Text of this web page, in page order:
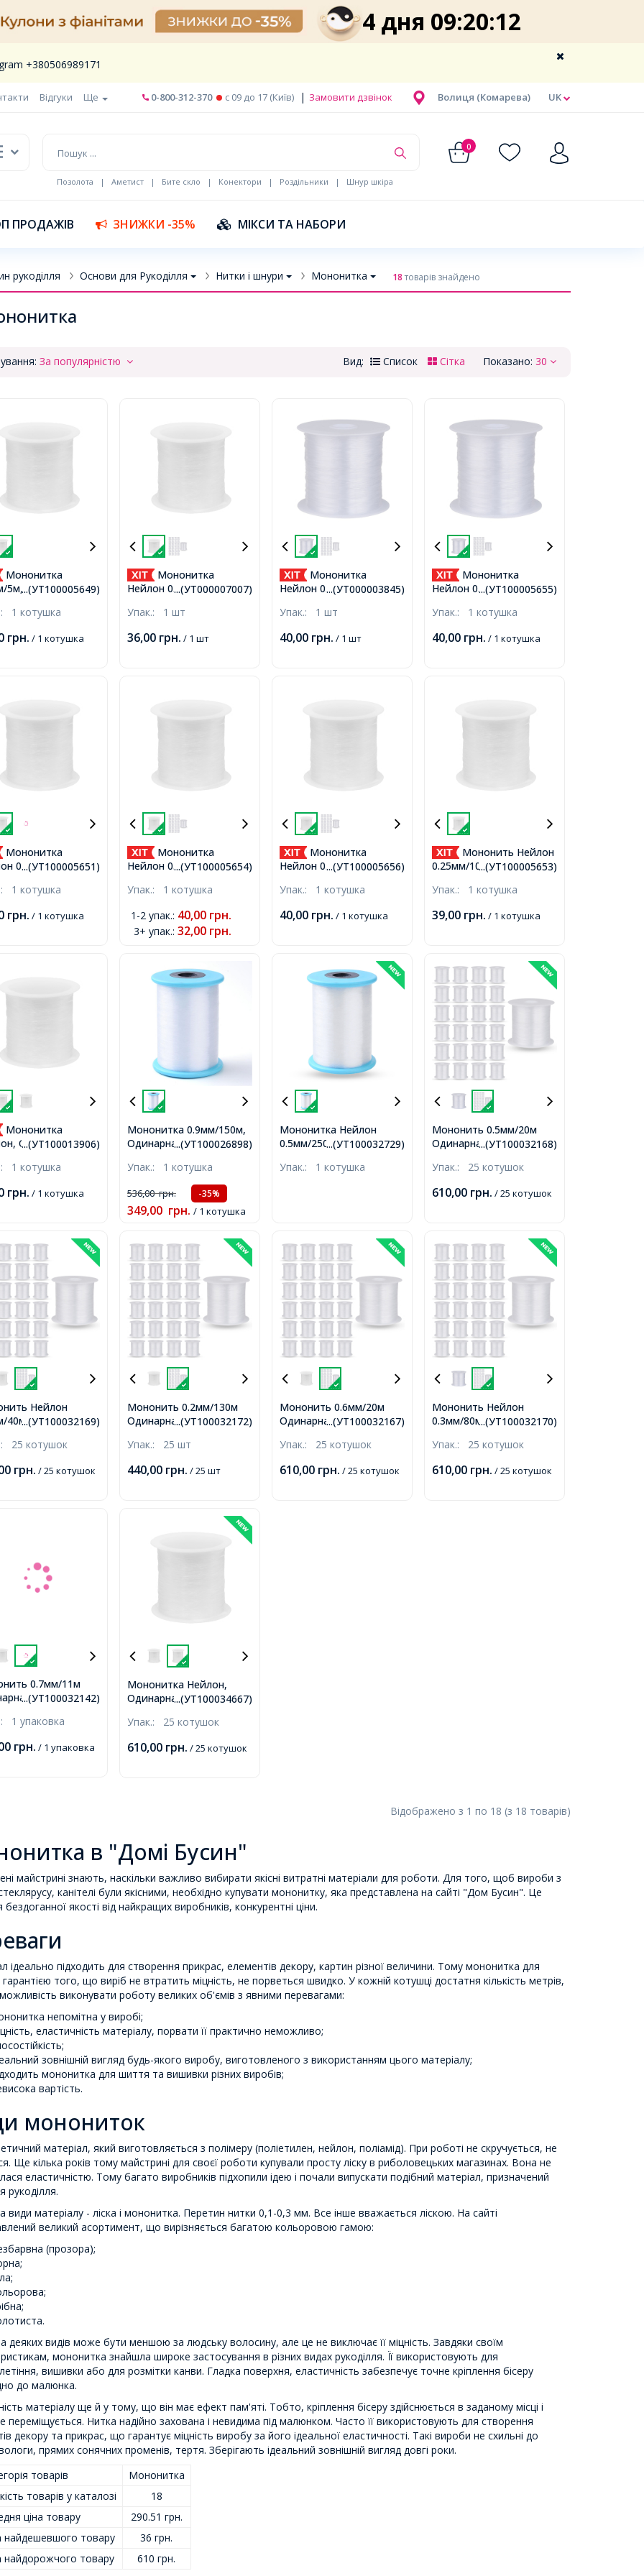
4 дня 09:20:11
+380506989171
Відгуки Ще UK
Волиця (Комарева)
0-800-312-370 c 09 до 17 (Київ) | Замовити дзвінок
0
Позолота | Аметист | Бите скло | Конектори | Роздільники | Шнур шкіра
ПРОДАЖІВ ЗНИЖКИ -35% МІКСИ ТА НАБОРИ
рукоділля Основи для Рукоділля Нитки і шнури Мононитка 18товарів знайдено
За популярністю Показано: 30
Вид: Список Сітка
...(УТ100005649)
Мононитка
5м, Одинарна
1мм,
1 котушка
грн. / 1 котушка
...(УТ000007007)
Мононитка
Нейлон 0.2мм/130м
Волосінь, Безбарвна,
котушка,
Упак.: 1 шт
36,00 грн. / 1 шт
...(УТ000003845)
Мононитка
Нейлон 0.3мм/80м
Волосінь, Безбарвна,
котушка,
Упак.: 1 шт
40,00 грн. / 1 шт
...(УТ100005655)
Мононитка
Нейлон 0.5мм/20м
Волосінь, Безбарвна,
котушка,
Упак.: 1 котушка
40,00 грн. / 1 котушка
...(УТ100005651)
Мононитка
0.7мм/13м
Безбарвна,
1 котушка
грн. / 1 котушка
...(УТ100005654)
Мононитка
Нейлон 0.6мм/20м
Волосінь, Безбарвна,
котушка,
Упак.: 1 котушка
1-2 упак.: 40,00 грн.
3+ упак.: 32,00 грн.
...(УТ100005656)
Мононитка
Нейлон 0.4мм/40м
Волосінь, Безбарвна,
котушка,
Упак.: 1 котушка
40,00 грн. / 1 котушка
...(УТ100005653)
Мононить Нейлон
0.25мм/100м Одинарна
Безбарвна, 0.25мм,
Упак.: 1 котушка
39,00 грн. / 1 котушка
...(УТ100013906)
Мононитка
Одинарна
0.45мм,
1 котушка
грн. / 1 котушка
...(УТ100026898)
Мононитка 0.9мм/150м,
Одинарна тонка Ліска,
приблизно 150м/
Упак.: 1 котушка
536,00грн. -35%
349,00 грн. / 1 котушка
...(УТ100032729)
Мононитка Нейлон
0.5мм/250м Одинарна
0.5мм, близько 250м/
Упак.: 1 котушка
...(УТ100032168)
Мононить 0.5мм/20м
Одинарна Тонка Ліска
0.5мм, близько 20м/
упак,
Упак.: 25 котушок
610,00 грн. / 25 котушок
...(УТ100032169)
Нейлон
40м Одинарна
0.4мм,
упак,
25 котушок
грн. / 25 котушок
...(УТ100032172)
Мононить 0.2мм/130м
Одинарна Тонка
Безбарвна, 0.2мм,
25 котушок/упак,
Упак.: 25 шт
440,00 грн. / 25 шт
...(УТ100032167)
Мононить 0.6мм/20м
Одинарна Тонка Ліска
0.6мм, близько 20м/
упак,
Упак.: 25 котушок
610,00 грн. / 25 котушок
...(УТ100032170)
Мононить Нейлон
0.3мм/80м Одинарна
0.3мм, близько 80м/
упак,
Упак.: 25 котушок
610,00 грн. / 25 котушок
...(УТ100032142)
0.7мм/11м
Тонка Ліска
близько 11м/
1 упаковка
грн. / 1 упаковка
...(УТ100034667)
Мононитка Нейлон,
Одинарна Тонка
0.45мм, близько 30м/
Упак.: 25 котушок
610,00 грн. / 25 котушок
Відображено з 1 по 18 (з 18 товарів)
в "Домі Бусин"
майстрині знають, наскільки важливо вибирати якісні витратні матеріали для роботи. Для того, щоб вироби з
канітелі були якісними, необхідно купувати мононитку, яка представлена на сайті "Дом Бусин". Це
бездоганної якості від найкращих виробників, конкурентні ціни.
ідеально підходить для створення прикрас, елементів декору, картин різної величини. Тому мононитка для
гарантією того, що виріб не втратить міцність, не порветься швидко. У кожній котушці достатня кількість метрів,
виконувати роботу великих об'ємів з явними перевагами:
непомітна у виробі;
еластичність матеріалу, порвати її практично неможливо;
зовнішній вигляд будь-якого виробу, виготовленого з використанням цього матеріалу;
мононитка для шиття та вишивки різних виробів;
вартість.
монониток
матеріал, який виготовляється з полімеру (поліетилен, нейлон, поліамід). При роботі не скручується, не
Ще кілька років тому майстрині для своєї роботи купували просту ліску в риболовецьких магазинах. Вона не
еластичністю. Тому багато виробників підхопили ідею і почали випускати подібний матеріал, призначений
рукоділля.
види матеріалу - ліска і мононитка. Перетин нитки 0,1-0,3 мм. Все інше вважається ліскою. На сайті
великий асортимент, що вирізняється багатою кольоровою гамою:
(прозора);
деяких видів може бути меншою за людську волосину, але це не виключає її міцність. Завдяки своїм
мононитка знайшла широке застосування в різних видах рукоділля. Її використовують для
вишивки або для розмітки канви. Гладка поверхня, еластичність забезпечує точне кріплення бісеру
до малюнка.
матеріалу ще й у тому, що він має ефект пам'яті. Тобто, кріплення бісеру здійснюється в заданому місці і
переміщується. Нитка надійно захована і невидима під малюнком. Часто її використовують для створення
декору та прикрас, що гарантує міцність виробу за його ідеальної еластичності. Такі вироби не схильні до
прямих сонячних променів, тертя. Зберігають ідеальний зовнішній вигляд довгі роки.
товарів
Мононитка
товарів у каталозі
18
ціна товару
290.51 грн.
найдешевшого товару
36 грн.
найдорожчого товару
610 грн.